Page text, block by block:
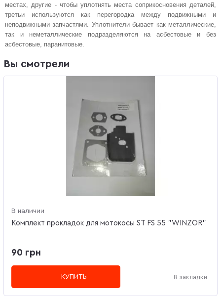
местах, другие - чтобы уплотнять места соприкосновения деталей,
третьи используются как перегородка между подвижными и
неподвижными запчастями. Уплотнители бывает как металлические,
так и неметаллические подразделяются на асбестовые и без
асбестовые, паранитовые.
Вы смотрели
В наличии
Комплект прокладок для мотокосы ST FS 55 "WINZOR"
90 грн
КУПИТЬ В закладки